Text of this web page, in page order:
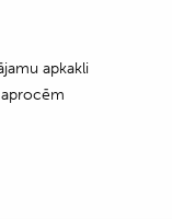
apkakli